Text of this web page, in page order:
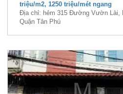
triệu/m2, 1250 triệu/mét ngang
Địa chỉ: hẻm 315 Đường Vườn Lài,
Quận Tân Phú